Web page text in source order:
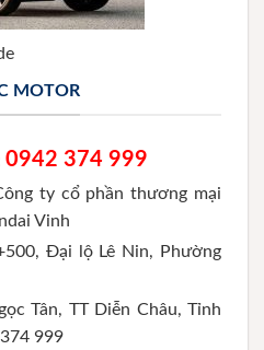
MOTOR
0942 374 999
ty cổ phần thương mại
Vinh
Đại lộ Lê Nin, Phường
Tân, TT Diễn Châu, Tỉnh
999